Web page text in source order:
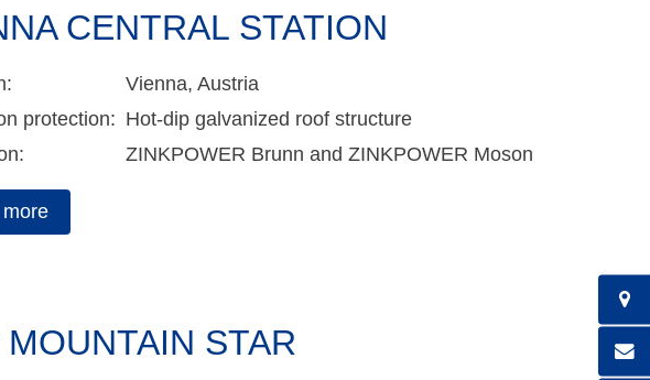
CENTRAL STATION
Vienna, Austria
protection: Hot-dip galvanized roof structure
ZINKPOWER Brunn and ZINKPOWER Moson
STAR